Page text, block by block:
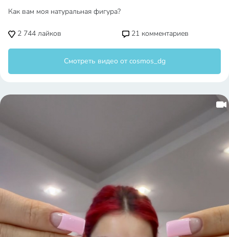
Как вам моя натуральная фигура?
2 744 лайков 21 комментариев
Смотреть видео от cosmos_dg